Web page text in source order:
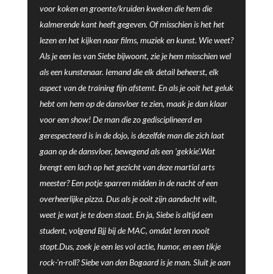
voor koken en groente/kruiden kweken die hem die
kalmerende kant heeft gegeven. Of misschien is het het
lezen en het kijken naar films, muziek en kunst. Wie weet?
Als je een les van Siebe bijwoont, zie je hem misschien wel
als een kunstenaar. Iemand die elk detail beheerst, elk
aspect van de training fijn afstemt. En als je ooit het geluk
hebt om hem op de dansvloer te zien, maak je dan klaar
voor een show! De man die zo gedisciplineerd en
gerespecteerd is in de dojo, is dezelfde man die zich laat
gaan op de dansvloer, bewegend als een 'gekkie'.Wat
brengt een lach op het gezicht van deze martial arts
meester? Een potje sparren midden in de nacht of een
overheerlijke pizza. Dus als je ooit zijn aandacht wilt,
weet je wat je te doen staat. En ja, Siebe is altijd een
student, volgend Bjj bij de MAC, omdat leren nooit
stopt.Dus, zoek je een les vol actie, humor, en een tikje
rock-'n-roll? Siebe van den Bogaard is je man. Sluit je aan